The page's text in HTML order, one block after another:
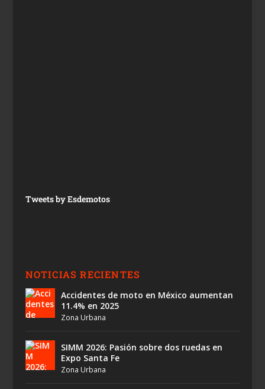
Tweets by Esdemotos
NOTICIAS RECIENTES
Accidentes de moto en México aumentan
11.4% en 2025
Zona Urbana
SIMM 2026: Pasión sobre dos ruedas en
Expo Santa Fe
Zona Urbana